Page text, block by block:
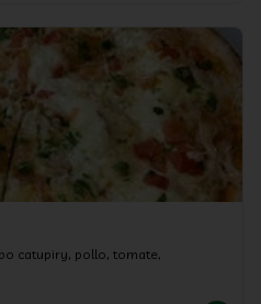
catupiry, pollo, tomate,